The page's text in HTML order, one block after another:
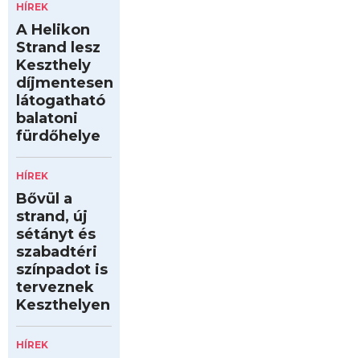
HÍREK
A Helikon
Strand lesz
Keszthely
díjmentesen
látogatható
balatoni
fürdőhelye
HÍREK
Bővül a
strand, új
sétányt és
szabadtéri
színpadot is
terveznek
Keszthelyen
HÍREK